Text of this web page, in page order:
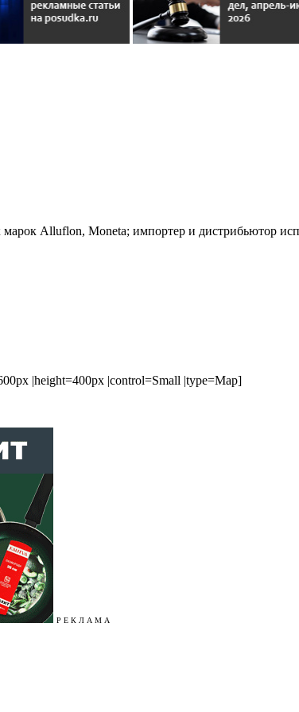
Alluflon, Moneta; импортер и дистрибьютор
|height=400px |control=Small |type=Map]
Р Е К Л А М А